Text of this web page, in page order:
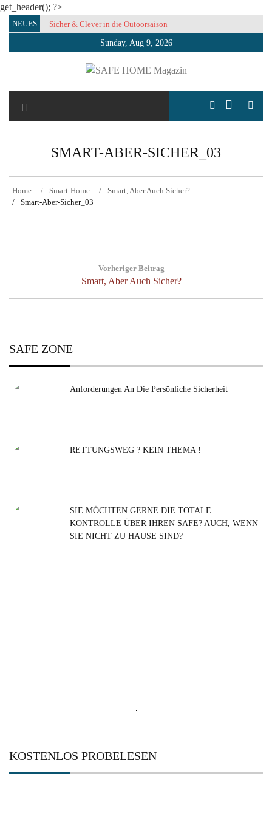
get_header(); ?>
Skip
content
NEUES Sicher & Clever in die Outoorsaison
Sunday, Aug 9, 2026
SAFE HOME Magazin
SMART-ABER-SICHER_03
Home Smart-Home
Smart, Aber Auch Sicher?
Smart-Aber-Sicher_03
Vorheriger Beitrag
Previous
Smart, Aber Auch Sicher?
SAFE ZONE
Anforderungen An Die Persönliche Sicherheit
RETTUNGSWEG ? KEIN THEMA !
SIE MÖCHTEN GERNE DIE TOTALE
KONTROLLE ÜBER IHREN SAFE? AUCH, WENN
SIE NICHT ZU HAUSE SIND?
KOSTENLOS PROBELESEN